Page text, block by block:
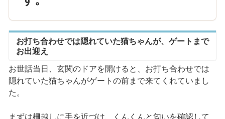
お打ち合わせでは隠れていた猫ちゃんが、ゲートまで
お出迎え
お世話当日、玄関のドアを開けると、お打ち合わせでは
隠れていた猫ちゃんがゲートの前まで来てくれていまし
た。
まずは柵越しに手を近づけ、くんくんと匂いを確認して